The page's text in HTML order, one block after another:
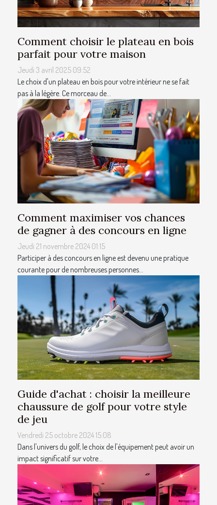
Comment choisir le plateau en bois
parfait pour votre maison
Jeudi 3 avril 2025 09:52
Le choix d'un plateau en bois pour votre intérieur ne se fait
pas à la légère. Ce morceau de...
Comment maximiser vos chances
de gagner à des concours en ligne
Jeudi 21 novembre 2024 01:15
Participer à des concours en ligne est devenu une pratique
courante pour de nombreuses personnes...
Guide d'achat : choisir la meilleure
chaussure de golf pour votre style
de jeu
Vendredi 25 octobre 2024 15:08
Dans l'univers du golf, le choix de l'équipement peut avoir un
impact significatif sur votre...